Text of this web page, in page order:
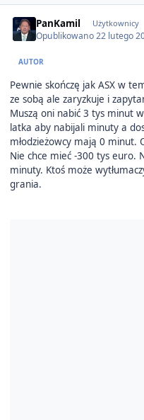
PanKamil Użytkownicy
Opublikowano22 lutego
AUTOR
Pewnie skończę jak ASX w
ze sobą ale zaryzkuje i
Muszą oni nabić 3 tys minut
latka aby nabijali minuty a
młodzieżowcy mają 0 minut.
Nie chce mieć -300 tys euro.
minuty. Ktoś może
grania.